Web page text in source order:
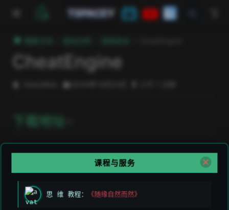
TSPACEY
CheatEngine
下载地址
使用教程直播讲解 open in new
什么是 D3D
课程与服务
思 维 教程： 《随缘自然而然》